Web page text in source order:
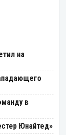
на
в
Юнайтед»